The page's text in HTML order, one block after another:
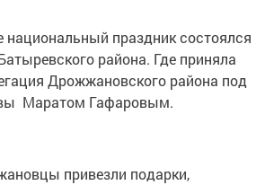
национальный праздник состоялся
района. Где приняла
Дрожжановского района под
Маратом Гафаровым.
привезли подарки,